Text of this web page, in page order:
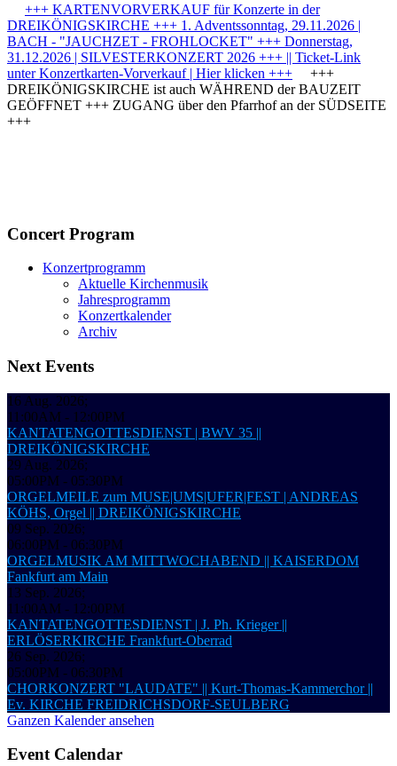
+++ KARTENVORVERKAUF für Konzerte in der
DREIKÖNIGSKIRCHE +++ 1. Adventssonntag, 29.11.2026 |
BACH - "JAUCHZET - FROHLOCKET" +++ Donnerstag,
31.12.2026 | SILVESTERKONZERT 2026 +++ || Ticket-Link
unter Konzertkarten-Vorverkauf | Hier klicken +++ +++
DREIKÖNIGSKIRCHE ist auch WÄHREND der BAUZEIT
GEÖFFNET +++ ZUGANG über den Pfarrhof an der SÜDSEITE
+++
Concert Program
Konzertprogramm
Aktuelle Kirchenmusik
Jahresprogramm
Konzertkalender
Archiv
Next Events
16 Aug. 2026;
11:00AM - 12:00PM
KANTATENGOTTESDIENST | BWV 35 ||
DREIKÖNIGSKIRCHE
29 Aug. 2026;
05:00PM - 05:30PM
ORGELMEILE zum MUSE|UMS|UFER|FEST | ANDREAS
KÖHS, Orgel || DREIKÖNIGSKIRCHE
09 Sep. 2026;
06:00PM - 06:30PM
ORGELMUSIK AM MITTWOCHABEND || KAISERDOM
Fankfurt am Main
13 Sep. 2026;
11:00AM - 12:00PM
KANTATENGOTTESDIENST | J. Ph. Krieger ||
ERLÖSERKIRCHE Frankfurt-Oberrad
26 Sep. 2026;
05:00PM - 06:30PM
CHORKONZERT "LAUDATE" || Kurt-Thomas-Kammerchor ||
Ev. KIRCHE FREIDRICHSDORF-SEULBERG
Ganzen Kalender ansehen
Event Calendar